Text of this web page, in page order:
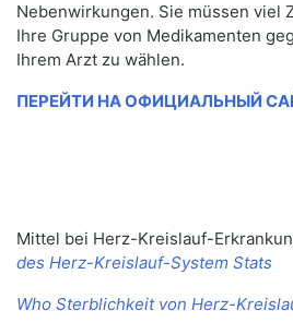
Nebenwirkungen. Sie müssen viel
Ihre Gruppe von Medikamenten
Ihrem Arzt zu wählen.
ПЕРЕЙТИ НА ОФИЦИАЛЬНЫЙ
Mittel bei Herz-Kreislauf-
des Herz-Kreislauf-System Stats
Who Sterblichkeit von Herz-